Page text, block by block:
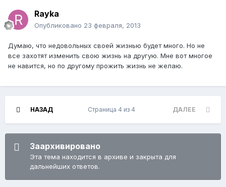
Rayka
Опубликовано 23 февраля, 2013
Думаю, что недовольных своей жизнью будет много. Но не
все захотят изменить свою жизнь на другую. Мне вот многое
не навится, но по другому прожить жизнь не желаю.
НАЗАД ДАЛЕЕ
Страница 4 из 4
Заархивировано
Эта тема находится в архиве и закрыта для
дальнейших ответов.